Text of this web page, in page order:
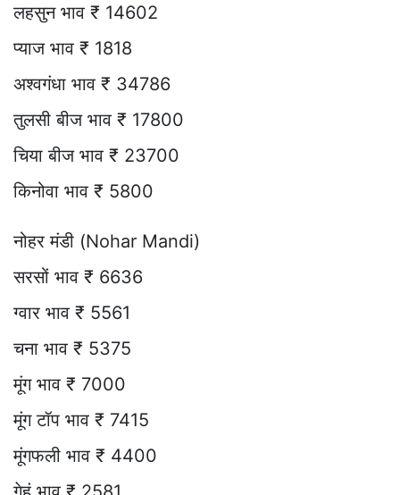
लहसुन भाव ₹ 14602
प्याज भाव ₹ 1818
अश्वगंधा भाव ₹ 34786
तुलसी बीज भाव ₹ 17800
चिया बीज भाव ₹ 23700
किनोवा भाव ₹ 5800
नोहर मंडी (Nohar Mandi)
सरसों भाव ₹ 6636
ग्वार भाव ₹ 5561
चना भाव ₹ 5375
मूंग भाव ₹ 7000
मूंग टॉप भाव ₹ 7415
मूंगफली भाव ₹ 4400